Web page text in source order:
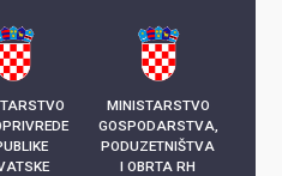
MINISTARSTVO
GOSPODARSTVA,
PODUZETNIŠTVA
I OBRTA RH